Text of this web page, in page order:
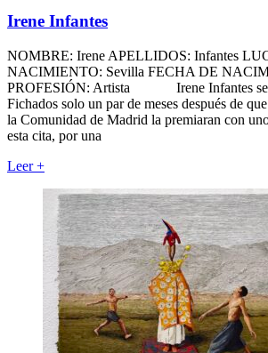
Irene Infantes
NOMBRE: Irene APELLIDOS: Infantes
NACIMIENTO: Sevilla FECHA DE
PROFESIÓN: Artista Irene Infantes se
Fichados solo un par de meses después de
la Comunidad de Madrid la premiaran con
esta cita, por una
Leer+